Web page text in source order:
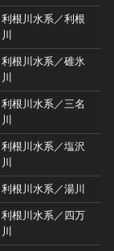
利根川水系／利根
川
利根川水系／碓氷
川
利根川水系／三名
川
利根川水系／塩沢
川
利根川水系／湯川
利根川水系／四万
川